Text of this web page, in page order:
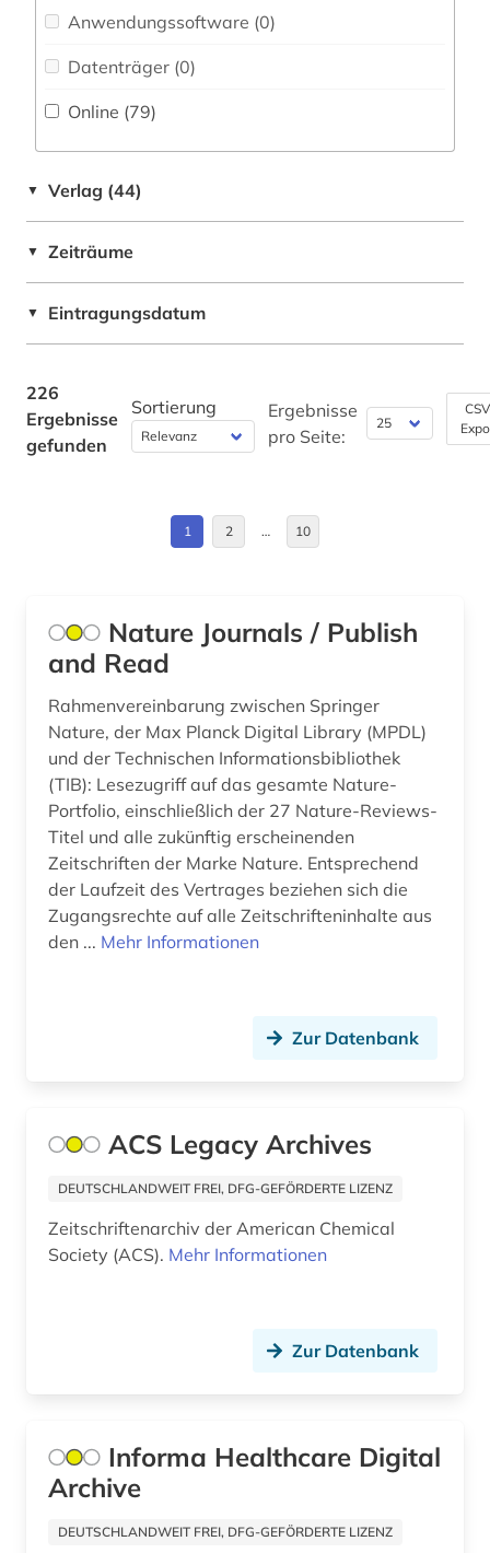
charles (1809-1882) (1)
chemikalien (1)
chemische formel (1)
chemistry (2)
covid-19 (1)
cytokine (1)
darwin, charles | naturwissenschaftler;
biologe; geologe (1)
datenmanagement (1)
datensammlung (3)
deutschland (3)
diagnose (1)
drogen (3)
duftstoff (1)
ejournals (1)
endokrinologie (2)
energie (1)
Anwendungssoftware (0)
Datenträger (0)
Online (79)
▼ Verlag (44)
▼ Zeiträume
▼ Eintragungsdatum
226
Ergebnisse
gefunden
Sortierung
Ergebnisse
pro Seite:
1 2 … 10
Nature Journals / Publish
and Read
Rahmenvereinbarung zwischen Springer
Nature, der Max Planck Digital Library (MPDL)
und der Technischen Informationsbibliothek
(TIB): Lesezugriff auf das gesamte Nature-
Portfolio, einschließlich der 27 Nature-Reviews-
Titel und alle zukünftig erscheinenden
Zeitschriften der Marke Nature. Entsprechend
der Laufzeit des Vertrages beziehen sich die
Zugangsrechte auf alle Zeitschrifteninhalte aus
den ... Mehr Informationen
Zur Datenbank
ACS Legacy Archives
DEUTSCHLANDWEIT FREI, DFG-GEFÖRDERTE LIZENZ
Zeitschriftenarchiv der American Chemical
Society (ACS). Mehr Informationen
Zur Datenbank
Informa Healthcare Digital
Archive
DEUTSCHLANDWEIT FREI, DFG-GEFÖRDERTE LIZENZ